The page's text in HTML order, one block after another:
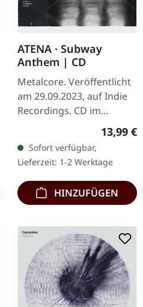
ATENA · Subway
Anthem | CD
Metalcore. Veröffentlicht
am 29.09.2023, auf Indie
Recordings. CD im
Jewelcase. Es gibt Bands,
die auf Nummer sicher
gehen, und dann gibt es
Atena —…
13,99 €
Sofort verfügbar,
Lieferzeit: 1-2 Werktage
HINZUFÜGEN